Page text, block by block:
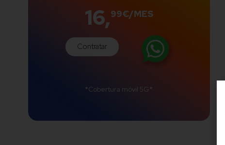
16,99€/MES
Contratar
*Cobertura móvil 5G*